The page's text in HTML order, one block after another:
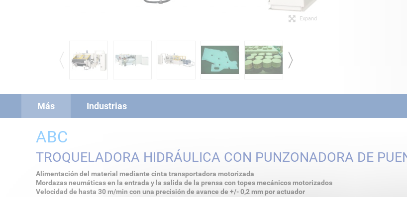
Expand
Más Industrias
ABC
TROQUELADORA HIDRÁULICA CON PUNZONADORA DE
Alimentación del material mediante cinta transportadora motorizada
Mordazas neumáticas en la entrada y la salida de la prensa con topes mecánicos motorizados
Velocidad de hasta 30 m/min con una precisión de avance de +/- 0,2 mm por actuador